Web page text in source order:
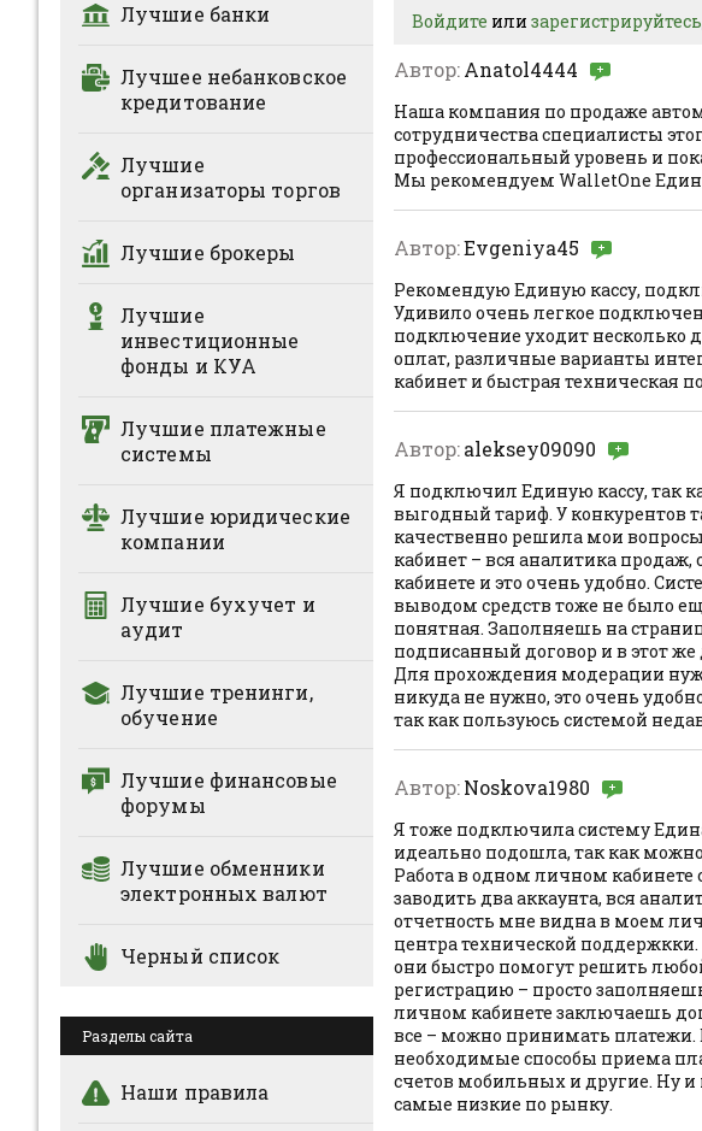
Лучшие банки
Лучшее небанковское
кредитование
Лучшие
организаторы торгов
Лучшие брокеры
Лучшие
инвестиционные
фонды и КУА
Лучшие платежные
системы
Лучшие юридические
компании
Лучшие бухучет и
аудит
Лучшие тренинги,
обучение
Лучшие финансовые
форумы
Лучшие обменники
электронных валют
Черный список
Разделы сайта
Наши правила
Войдите или зарегистрируйтесь
Автор:Anatol4444
Наша компания по продаже
сотрудничества специалисты
профессиональный уровень и
Мы рекомендуем WalletOne
Автор:Evgeniya45
Рекомендую Единую кассу,
Удивило очень легкое
подключение уходит несколько
оплат, различные варианты
кабинет и быстрая техническая
Автор:aleksey09090
Я подключил Единую кассу, так
выгодный тариф. У конкурентов
качественно решила мои
кабинет – вся аналитика
кабинете и это очень удобно.
выводом средств тоже не было
понятная. Заполняешь на
подписанный договор и в этот
Для прохождения модерации
никуда не нужно, это очень
так как пользуюсь системой
Автор:Noskova1980
Я тоже подключила систему
идеально подошла, так как
Работа в одном личном
заводить два аккаунта, вся
отчетность мне видна в моем
центра технической
они быстро помогут решить
регистрацию – просто
личном кабинете заключаешь
все – можно принимать платежи.
необходимые способы приема
счетов мобильных и другие. Ну и
самые низкие по рынку.